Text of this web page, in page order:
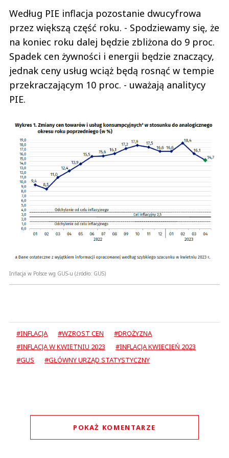
Według PIE inflacja pozostanie dwucyfrowa
przez większą część roku. - Spodziewamy się, że
na koniec roku dalej będzie zbliżona do 9 proc.
Spadek cen żywności i energii będzie znaczący,
jednak ceny usług wciąż będą rosnąć w tempie
przekraczającym 10 proc. - uważają analitycy
PIE.
Inflacja w Polsce wg GUS-u (źródło: GUS)
#INFLACJA #WZROST CEN
#DROŻYZNA
#INFLACJA W KWIETNIU 2023
#INFLACJA KWIECIEŃ 2023
#GUS
#GŁÓWNY URZĄD STATYSTYCZNY
POKAŻ KOMENTARZE